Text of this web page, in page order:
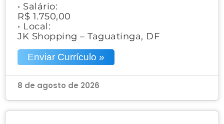
• Salário:
R$ 1.750,00
• Local:
JK Shopping – Taguatinga, DF
Enviar Currículo »
8 de agosto de 2026